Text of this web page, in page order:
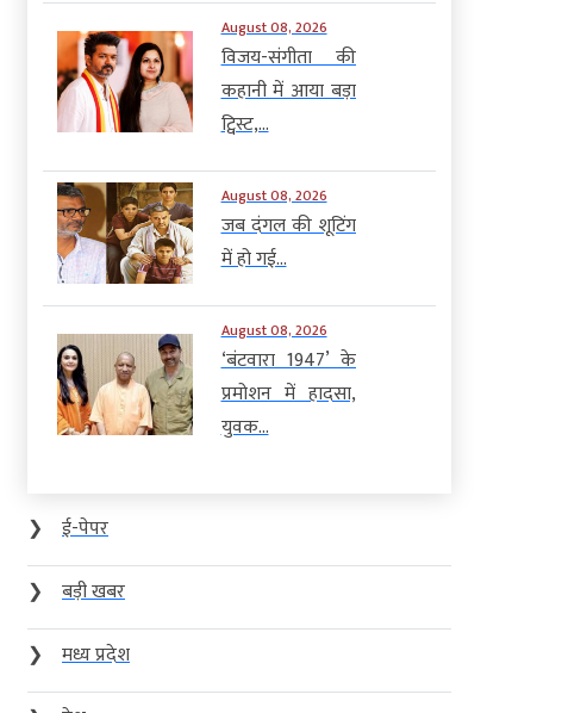
August 08, 2026
विजय-संगीता की
कहानी में आया बड़ा
ट्विस्ट,...
August 08, 2026
जब दंगल की शूटिंग
में हो गई...
August 08, 2026
‘बंटवारा 1947’ के
प्रमोशन में हादसा,
युवक...
❯
ई-पेपर
❯
बड़ी खबर
❯
मध्य प्रदेश